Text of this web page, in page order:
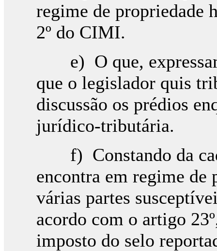
regime de propriedade
2º do CIMI.
e) O que,
que o legislador quis
discussão os prédios
jurídico-tributária.
f) Constando da
encontra em regime de
várias partes
acordo com o artigo
imposto do selo